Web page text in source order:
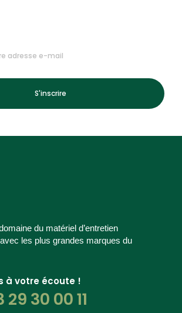
S'inscrire
du matériel d’entretien
les plus grandes marques du
à votre écoute !
30 00 11